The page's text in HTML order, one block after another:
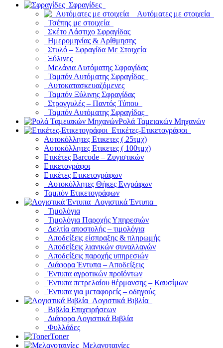
Σφραγίδες
Αυτόματες με στοιχεία
Τσέπης με στοιχεία
Σκέτο Λάστιχο Σφραγίδας
Ημερομηνίας & Αρίθμησης
Στυλό – Σφραγίδα Με Στοιχεία
Ξύλινες
Μελάνια Αυτόματης Σφραγίδας
Ταμπόν Αυτόματης Σφραγίδας
Αυτοκατασκευαζόμενες
Ταμπόν Ξύλινης Σφραγίδας
Στρογγυλές – Παντός Τύπου
Ταμπόν Αυτόματης Σφραγίδας
Ρολά Ταμειακών Μηχανών
Ετικέτες-Ετικετογράφοι
Αυτοκόλλητες Ετικετες ( 25τμχ)
Αυτοκόλλητες Ετικετες ( 100τμχ)
Ετικέτες Barcode – Ζυγιστικών
Ετικετογράφοι
Ετικέτες Ετικετογράφων
Αυτοκόλλητες Θήκες Εγγράφων
Ταμπόν Ετικετογράφων
Λογιστικά Έντυπα
Τιμολόγια
Τιμολόγια Παροχής Υπηρεσιών
Δελτία αποστολής – τιμολόγια
Αποδείξεις είσπραξης & πληρωμής
Αποδείξεις λιανικών συναλλαγών
Αποδείξεις παροχής υπηρεσιών
Διάφορα Έντυπα – Αποδείξεις
Έντυπα αγροτικών προϊόντων
Έντυπα πετρελαίου θέρμανσης – Καυσίμων
Έντυπα για μεταφορείς – οδηγούς
Λογιστικά Βιβλία
Βιβλία Επιχειρήσεων
Διάφορα Λογιστικά Βιβλία
Φυλλάδες
Toner
Μελανοταινίες